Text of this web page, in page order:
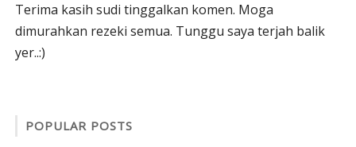
Terima kasih sudi tinggalkan komen. Moga
dimurahkan rezeki semua. Tunggu saya terjah balik
yer..:)
POPULAR POSTS